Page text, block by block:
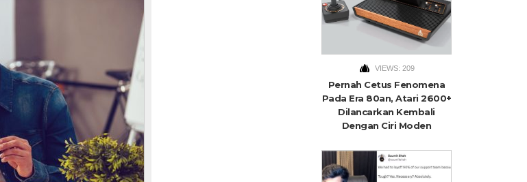
VIEWS: 209
Pernah Cetus Fenomena
Pada Era 80an, Atari 2600+
Dilancarkan Kembali
Dengan Ciri Moden